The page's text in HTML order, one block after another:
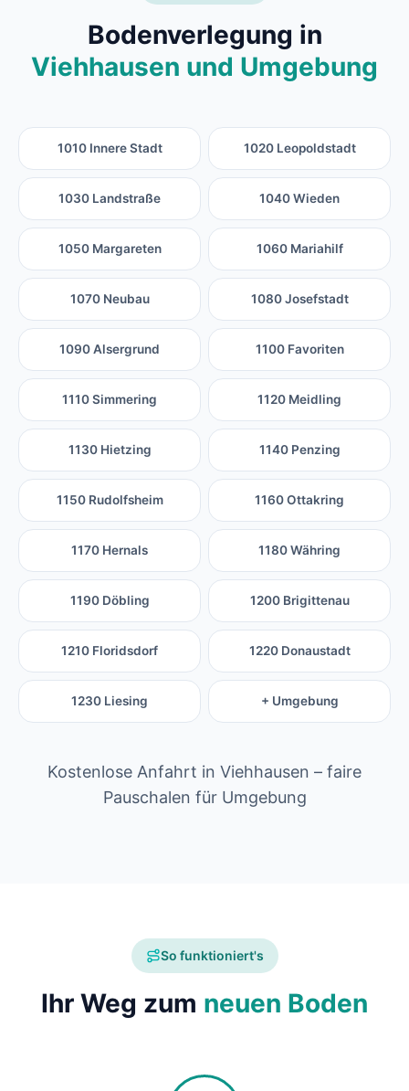
Bodenverlegung in
Viehhausen und Umgebung
1010 Innere Stadt 1020 Leopoldstadt
1030 Landstraße 1040 Wieden
1050 Margareten 1060 Mariahilf
1070 Neubau 1080 Josefstadt
1090 Alsergrund 1100 Favoriten
1110 Simmering 1120 Meidling
1130 Hietzing 1140 Penzing
1150 Rudolfsheim 1160 Ottakring
1170 Hernals 1180 Währing
1190 Döbling 1200 Brigittenau
1210 Floridsdorf 1220 Donaustadt
1230 Liesing + Umgebung
Kostenlose Anfahrt in Viehhausen – faire
Pauschalen für Umgebung
So funktioniert's
Ihr Weg zum neuen Boden